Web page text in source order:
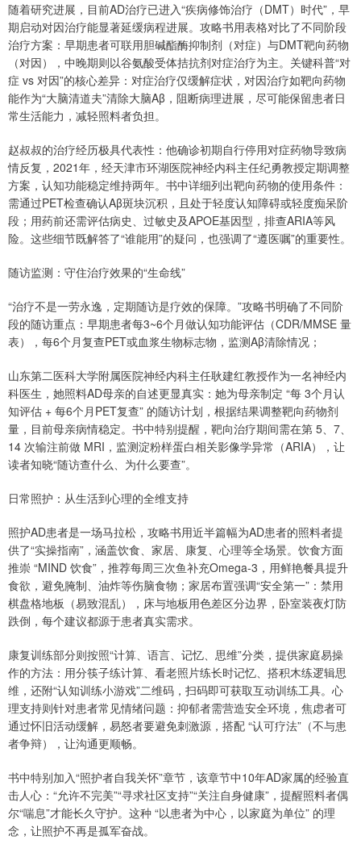
随着研究进展，目前AD治疗已进入“疾病修饰治疗（DMT）时代”，早
期启动对因治疗能显著延缓病程进展。攻略书用表格对比了不同阶段
治疗方案：早期患者可联用胆碱酯酶抑制剂（对症）与DMT靶向药物
（对因），中晚期则以谷氨酸受体拮抗剂对症治疗为主。关键科普“对
症 vs 对因”的核心差异：对症治疗仅缓解症状，对因治疗如靶向药物
能作为“大脑清道夫”清除大脑Aβ，阻断病理进展，尽可能保留患者日
常生活能力，减轻照料者负担。
赵叔叔的治疗经历极具代表性：他确诊初期自行停用对症药物导致病
情反复，2021年，经天津市环湖医院神经内科主任纪勇教授定期调整
方案，认知功能稳定维持两年。书中详细列出靶向药物的使用条件：
需通过PET检查确认Aβ斑块沉积，且处于轻度认知障碍或轻度痴呆阶
段；用药前还需评估病史、过敏史及APOE基因型，排查ARIA等风
险。这些细节既解答了“谁能用”的疑问，也强调了“遵医嘱”的重要性。
随访监测：守住治疗效果的“生命线”
“治疗不是一劳永逸，定期随访是疗效的保障。”攻略书明确了不同阶
段的随访重点：早期患者每3~6个月做认知功能评估（CDR/MMSE 量
表），每6个月复查PET或血浆生物标志物，监测Aβ清除情况；
山东第二医科大学附属医院神经内科主任耿建红教授作为一名神经内
科医生，她照料AD母亲的自述更显真实：她为母亲制定 “每 3个月认
知评估 + 每6个月PET复查” 的随访计划，根据结果调整靶向药物剂
量，目前母亲病情稳定。书中特别提醒，靶向治疗期间需在第 5、7、
14 次输注前做 MRI，监测淀粉样蛋白相关影像学异常（ARIA），让
读者知晓“随访查什么、为什么要查”。
日常照护：从生活到心理的全维支持
照护AD患者是一场马拉松，攻略书用近半篇幅为AD患者的照料者提
供了“实操指南”，涵盖饮食、家居、康复、心理等全场景。饮食方面
推崇 “MIND 饮食”，推荐每周三次鱼补充Omega-3，用鲜艳餐具提升
食欲，避免腌制、油炸等伤脑食物；家居布置强调“安全第一”：禁用
棋盘格地板（易致混乱），床与地板用色差区分边界，卧室装夜灯防
跌倒，每个建议都源于患者真实需求。
康复训练部分则按照“计算、语言、记忆、思维”分类，提供家庭易操
作的方法：用分筷子练计算、看老照片练长时记忆、搭积木练逻辑思
维，还附“认知训练小游戏”二维码，扫码即可获取互动训练工具。心
理支持则针对患者常见情绪问题：抑郁者需营造安全环境，焦虑者可
通过怀旧活动缓解，易怒者要避免刺激源，搭配 “认可疗法”（不与患
者争辩），让沟通更顺畅。
书中特别加入“照护者自我关怀”章节，该章节中10年AD家属的经验直
击人心：“允许不完美”“寻求社区支持”“关注自身健康”，提醒照料者偶
尔“喘息”才能长久守护。这种 “以患者为中心，以家庭为单位” 的理
念，让照护不再是孤军奋战。